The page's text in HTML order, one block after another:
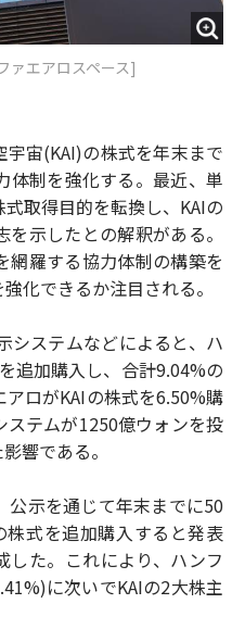
ァエアロスペース]
宙(KAI)の株式を年末まで
体制を強化する。最近、単
取得目的を転換し、KAIの
示したとの解釈がある。
網羅する協力体制の構築を
化できるか注目される。
システムなどによると、ハ
追加購入し、合計9.04%の
ロがKAIの株式を6.50%購
ステムが1250億ウォンを投
響である。
公示を通じて年末までに50
式を追加購入すると発表
した。これにより、ハンフ
に次いでKAIの2大株主